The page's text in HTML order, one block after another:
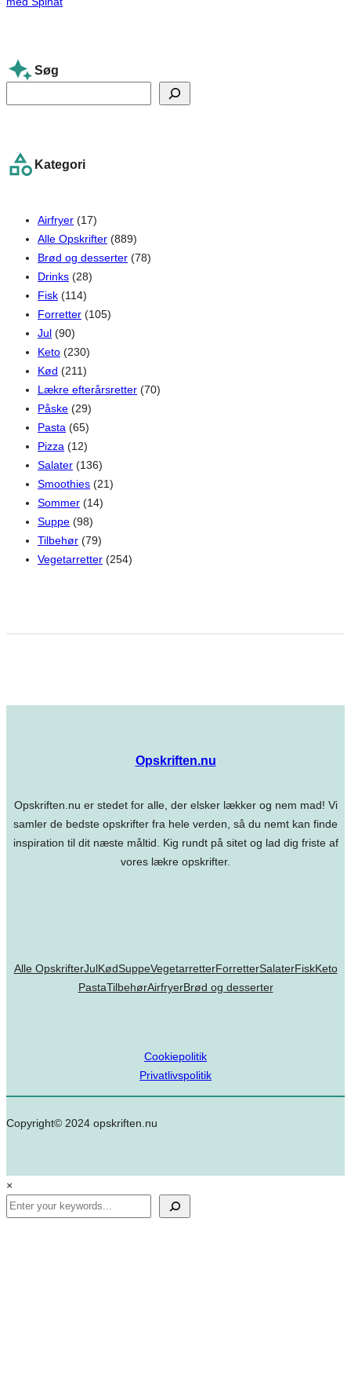
Søg
e
c
Kategori
Airfryer (17)
Alle Opskrifter (889)
Brød og desserter (78)
Drinks (28)
Fisk (114)
Forretter (105)
Jul (90)
Keto (230)
Kød (211)
Lækre efterårsretter (70)
Påske (29)
Pasta (65)
Pizza (12)
Salater (136)
Smoothies (21)
Sommer (14)
Suppe (98)
Tilbehør (79)
Vegetarretter (254)
Opskriften.nu
Opskriften.nu er stedet for alle, der elsker lækker og nem mad! Vi
samler de bedste opskrifter fra hele verden, så du nemt kan finde
inspiration til dit næste måltid. Kig rundt på sitet og lad dig friste af
vores lækre opskrifter.
Alle OpskrifterJulKødSuppeVegetarretterForretterSalaterFiskKeto
PastaTilbehørAirfryerBrød og desserter
Cookiepolitik
Privatlivspolitik
Copyright© 2024 opskriften.nu
×
Search